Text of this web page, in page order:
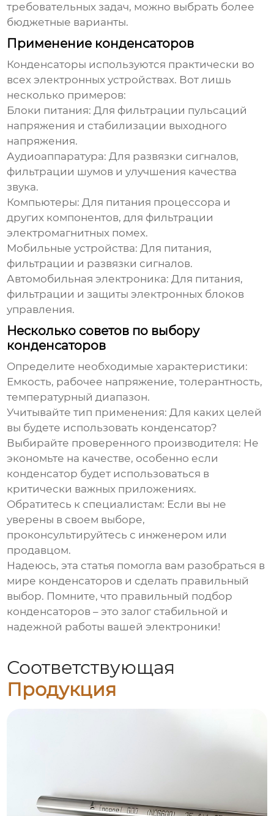
требовательных задач, можно выбрать более
бюджетные варианты.
Применение конденсаторов
Конденсаторы используются практически во
всех электронных устройствах. Вот лишь
несколько примеров:
Блоки питания: Для фильтрации пульсаций
напряжения и стабилизации выходного
напряжения.
Аудиоаппаратура: Для развязки сигналов,
фильтрации шумов и улучшения качества
звука.
Компьютеры: Для питания процессора и
других компонентов, для фильтрации
электромагнитных помех.
Мобильные устройства: Для питания,
фильтрации и развязки сигналов.
Автомобильная электроника: Для питания,
фильтрации и защиты электронных блоков
управления.
Несколько советов по выбору
конденсаторов
Определите необходимые характеристики:
Емкость, рабочее напряжение, толерантность,
температурный диапазон.
Учитывайте тип применения: Для каких целей
вы будете использовать конденсатор?
Выбирайте проверенного производителя: Не
экономьте на качестве, особенно если
конденсатор будет использоваться в
критически важных приложениях.
Обратитесь к специалистам: Если вы не
уверены в своем выборе,
проконсультируйтесь с инженером или
продавцом.
Надеюсь, эта статья помогла вам разобраться в
мире конденсаторов и сделать правильный
выбор. Помните, что правильный подбор
конденсаторов – это залог стабильной и
надежной работы вашей электроники!
Соответствующая
Продукция